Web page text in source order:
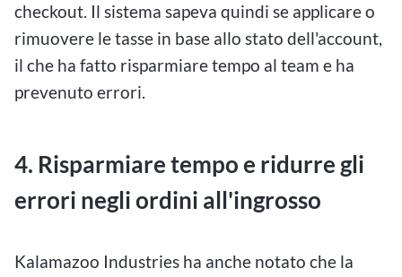
checkout. Il sistema sapeva quindi se applicare o
rimuovere le tasse in base allo stato dell'account,
il che ha fatto risparmiare tempo al team e ha
prevenuto errori.
4. Risparmiare tempo e ridurre gli
errori negli ordini all'ingrosso
Kalamazoo Industries ha anche notato che la